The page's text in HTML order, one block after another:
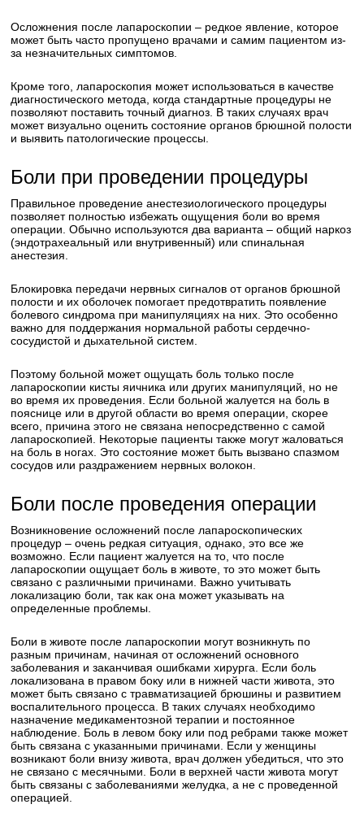
Осложнения после лапароскопии – редкое явление, которое
может быть часто пропущено врачами и самим пациентом из-
за незначительных симптомов.
Кроме того, лапароскопия может использоваться в качестве
диагностического метода, когда стандартные процедуры не
позволяют поставить точный диагноз. В таких случаях врач
может визуально оценить состояние органов брюшной полости
и выявить патологические процессы.
Боли при проведении процедуры
Правильное проведение анестезиологического процедуры
позволяет полностью избежать ощущения боли во время
операции. Обычно используются два варианта – общий наркоз
(эндотрахеальный или внутривенный) или спинальная
анестезия.
Блокировка передачи нервных сигналов от органов брюшной
полости и их оболочек помогает предотвратить появление
болевого синдрома при манипуляциях на них. Это особенно
важно для поддержания нормальной работы сердечно-
сосудистой и дыхательной систем.
Поэтому больной может ощущать боль только после
лапароскопии кисты яичника или других манипуляций, но не
во время их проведения. Если больной жалуется на боль в
пояснице или в другой области во время операции, скорее
всего, причина этого не связана непосредственно с самой
лапароскопией. Некоторые пациенты также могут жаловаться
на боль в ногах. Это состояние может быть вызвано спазмом
сосудов или раздражением нервных волокон.
Боли после проведения операции
Возникновение осложнений после лапароскопических
процедур – очень редкая ситуация, однако, это все же
возможно. Если пациент жалуется на то, что после
лапароскопии ощущает боль в животе, то это может быть
связано с различными причинами. Важно учитывать
локализацию боли, так как она может указывать на
определенные проблемы.
Боли в животе после лапароскопии могут возникнуть по
разным причинам, начиная от осложнений основного
заболевания и заканчивая ошибками хирурга. Если боль
локализована в правом боку или в нижней части живота, это
может быть связано с травматизацией брюшины и развитием
воспалительного процесса. В таких случаях необходимо
назначение медикаментозной терапии и постоянное
наблюдение. Боль в левом боку или под ребрами также может
быть связана с указанными причинами. Если у женщины
возникают боли внизу живота, врач должен убедиться, что это
не связано с месячными. Боли в верхней части живота могут
быть связаны с заболеваниями желудка, а не с проведенной
операцией.